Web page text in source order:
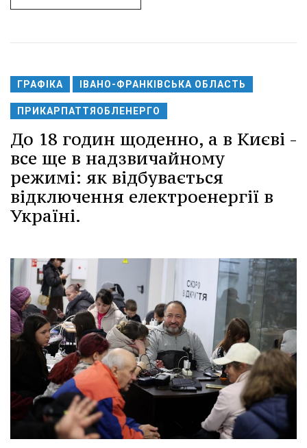
ГРАФІКА ІВАНО-ФРАНКІВСЬКА ОБЛАСТЬ
ПРИКАРПАТТЯОБЛЕНЕРГО
До 18 годин щоденно, а в Києві -
все ще в надзвичайному
режимі: як відбувається
відключення електроенергії в
Україні.